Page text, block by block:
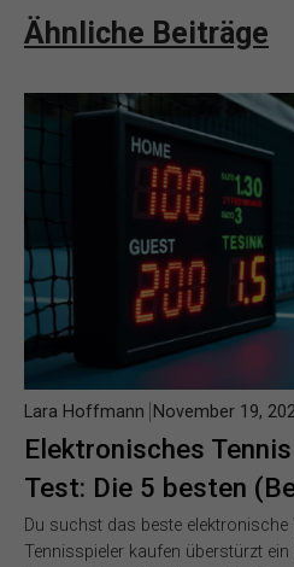
Ähnliche Beiträge
Elektronisches
Test: Die 5 besten
Lara Hoffmann November 19,
Du suchst das beste
Tennisspieler kaufen überstürzt